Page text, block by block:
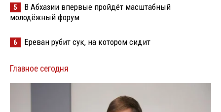
5
В Абхазии впервые пройдёт масштабный
молодёжный форум
6 Ереван рубит сук, на котором сидит
Главное сегодня